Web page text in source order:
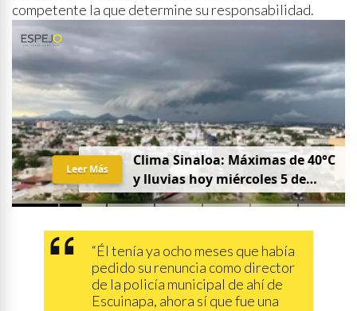
competente la que determine su responsabilidad.
Clima Sinaloa: Máximas de 40°C
y lluvias hoy miércoles 5 de
agosto
Leer Más
“Él tenía ya ocho meses que había
pedido su renuncia como director
de la policía municipal de ahí de
Escuinapa, ahora sí que fue una